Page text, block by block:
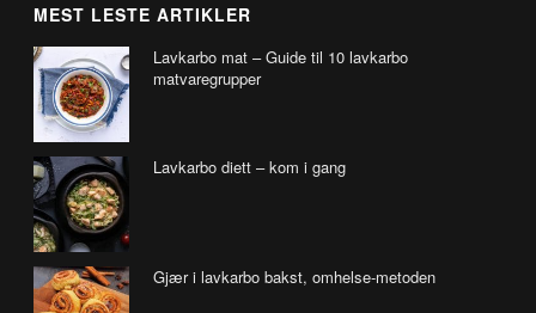
MEST LESTE ARTIKLER
Lavkarbo mat – Guide til 10 lavkarbo
matvaregrupper
Lavkarbo diett – kom i gang
Gjær i lavkarbo bakst, omhelse-metoden